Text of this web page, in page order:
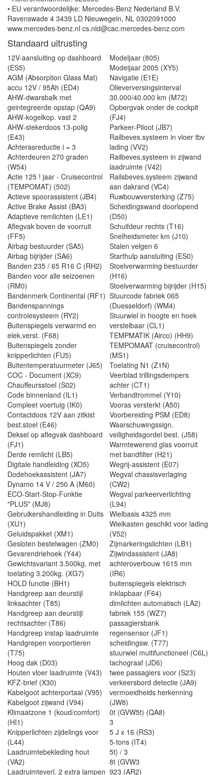
• EU verantwoordelijke: Mercedes-Benz Nederland B.V.
Ravenswade 4 3439 LD Nieuwegein, NL 0302091000
www.mercedes-benz.nl cs.nld@cac.mercedes-benz.com
Standaard uitrusting
12V-aansluiting op dashboard
(ES5)
AGM (Absorption Glass Mat)
accu 12V / 95Ah (ED4)
AHW-dwarsbalk met
geintegreerde opstap (QA9)
AHW-kogelkop. vast 2
AHW-stekerdoos 13-polig
(E43)
Achterasreductie i = 3
Achterdeuren 270 graden
(W54)
Actie 125 ! jaar - Cruisecontrol
(TEMPOMAT) (502)
Actieve spoorassistent (JB4)
Active Brake Assist (BA3)
Adaptieve remlichten (LE1)
Aflegvak boven de voorruit
(FF5)
Airbag bestuurder (SA5)
Airbag bijrijder (SA6)
Banden 235 / 65 R16 C (RH2)
Banden voor alle seizoenen
(RM0)
Bandenmerk Continental (RF1)
Bandenspannings
controlesysteem (RY2)
Buitenspiegels verwarmd en
elek.verst. (F68)
Buitenspiegels zonder
knipperlichten (FU5)
Buitentemperatuurmeter (J65)
COC - Document (XC9)
Chauffeursstoel (S02)
Code binnenland (IL1)
Compleet voertuig (IK0)
Contactdoos 12V aan zitkist
best.stoel (E46)
Deksel op aflegvak dashboard
(FJ1)
Derde remlicht (LB5)
Digitale handleiding (XO5)
Dodehoekassistent (JA7)
Dynamo 14 V / 250 A (M60)
ECO-Start-Stop-Funktie
"PLUS" (MJ8)
Gebruikershandleiding in Duits
(XU1)
Geluidspakket (XM1)
Gesloten bestelwagen (ZM0)
Gevarendriehoek (Y44)
Gewichtsvariant 3.500kg. met
toelating 3.200kg. (XG7)
HOLD functie (BH1)
Handgreep aan deurstijl
linksachter (T85)
Handgreep aan deurstijl
rechtsachter (T86)
Handgreep instap laadruimte
Handgrepen voorportieren
(T75)
Hoog dak (D03)
Houten vloer laadruimte (V43)
KFZ-brief (X30)
Kabelgoot achterportaal (V95)
Kabelgoot zijwand (V94)
Klimaatzone 1 (koud/comfort)
(HI1)
Knipperlichten zijdelings voor
(L44)
Laadruimtebekleding hout
(VA2)
Laadruimteverl. 2 extra lampen
Modeljaar (805)
Modeljaar 2005 (XY5)
Navigatie (E1E)
Olieverversingsinterval
30.000/40.000 km (M72)
Opbergvak onder de cockpit
(FJ4)
Parkeer-Piloot (JB7)
Railbeves.systeem in vloer tbv
lading (VV2)
Railbeves.systeem in zijwand
laadruimte (V42)
Railsbeves.systeem zijwand
aan dakrand (VC4)
Ruwbouwversterking (Z75)
Scheidingswand doorlopend
(D50)
Schuifdeur rechts (T16)
Snelheidsmeter km (J10)
Stalen velgen 6
Starthulp aansluiting (ES0)
Stoelverwarming bestuurder
(H16)
Stoelverwarming bijrijder (H15)
Stuurcode fabriek 065
(Duesseldorf) (WM4)
Stuurwiel in hoogte en hoek
verstelbaar (CL1)
TEMPMATIK (Airco) (HH9)
TEMPOMAAT (cruisecontrol)
(MS1)
Toelating N1 (Z1N)
Veerblad trillingsdempers
achter (CT1)
Verbandtrommel (Y10)
Vooras versterkt (A50)
Voorbereiding PSM (ED8)
Waarschuwingssign.
veiligheidsgordel best. (J58)
Warmtewerend glas voorruit
met bandfilter (H21)
Wegrij-assistent (E07)
Wegval chassisverlaging
(CW2)
Wegval parkeerverlichting
(L94)
Wielbasis 4325 mm
Wielkasten geschikt voor lading
(V52)
Zijmarkeringslichten (LB1)
Zijwindassistent (JA8)
achteroverbouw 1615 mm
(IR6)
buitenspiegels elektrisch
inklapbaar (F64)
dimlichten automatisch (LA2)
fabriek 155 (WZ7)
passagiersbank
regensensor (JF1)
scheidingsw. (T77)
stuurwiel multifunctioneel (C6L)
tachograaf (JD6)
twee passagiers voor (S23)
verkeersbord detectie (JA9)
vermoeidheids herkenning
(JW8)
0t (GVW5t) (QA8)
3
5 J x 16 (RS3)
5-tons (IT4)
5t) / 3
8t (GVW3
923 (AR2)